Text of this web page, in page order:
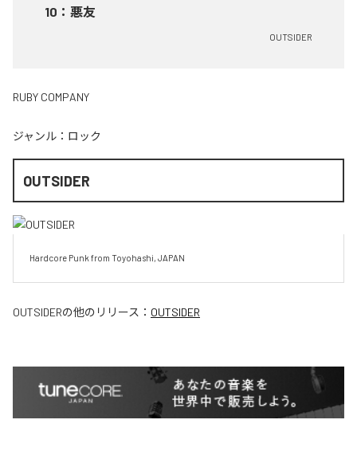
10 ： 悪友
OUTSIDER
RUBY COMPANY
ジャンル： ロック
OUTSIDER
Hardcore Punk from Toyohashi, JAPAN
OUTSIDERの他のリリース： OUTSIDER